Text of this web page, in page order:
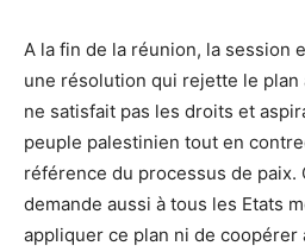
A la fin de la réunion, la session
une résolution qui rejette le
ne satisfait pas les droits et
peuple palestinien tout en
référence du processus de paix.
demande aussi à tous les Etats
appliquer ce plan ni de coopérer